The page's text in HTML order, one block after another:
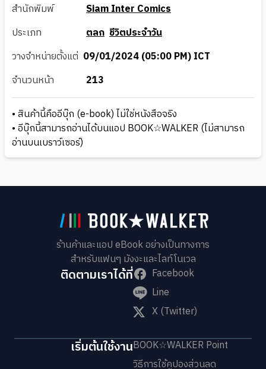
สำนักพิมพ์
Siam Inter Comics
ประเภท
ตลก ชีวิตประจำวัน
วางจำหน่ายตั้งแต่ 09/01/2024 (05:00 PM) ICT
จำนวนหน้า
213
• สินค้านี้คืออีบุ๊ก (e-book) ไม่ใช่หนังสือจริง
• อีบุ๊กนี้สามารถอ่านได้บนแอป BOOK☆WALKER (ไม่สามารถ
อ่านบนเบราว์เซอร์)
ร้านค้าและแอป eBook อย่างเป็นทางการ
สำหรับแฟนๆ มังงะและไลท์โนเวล
ติดตามเราได้ที่
Facebook
Line
X (Twitter)
เริ่มต้นใช้งานBOOK☆WALKER Point
วิธีการใช้คูปองส่วนลด